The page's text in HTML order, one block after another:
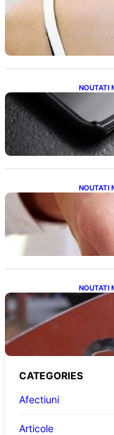
Ce
NOUTATI
Mituri,
NOUTATI
și
NOUTATI
CATEGORIES
Afectiuni
Articole